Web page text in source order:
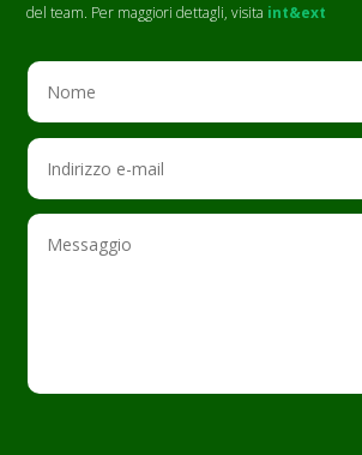
del team. Per maggiori dettagli, visita int&ext